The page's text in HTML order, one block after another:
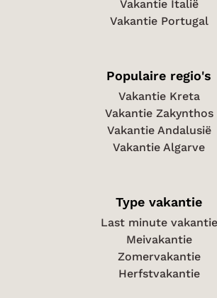
Vakantie Italië
Vakantie Portugal
Populaire regio's
Vakantie Kreta
Vakantie Zakynthos
Vakantie Andalusië
Vakantie Algarve
Type vakantie
Last minute vakantie
Meivakantie
Zomervakantie
Herfstvakantie